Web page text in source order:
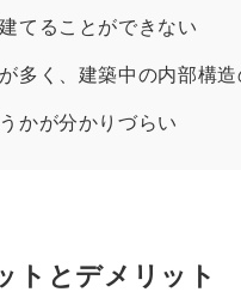
てることができない
多く、建築中の内部構
かが分かりづらい
トとデメリット